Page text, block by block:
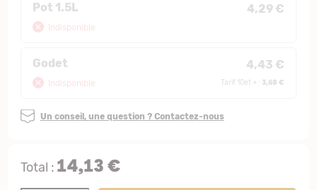
Pot 1.5L 4,29 €
Indisponible
Godet 4,43 €
Indisponible Tarif 10et + : 3,68 €
Un conseil, une question ? Contactez-nous
Total : 14,13 €